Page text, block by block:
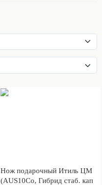
Нож подарочный Итиль ЦМ
(AUS10Co, Гибрид стаб. кап